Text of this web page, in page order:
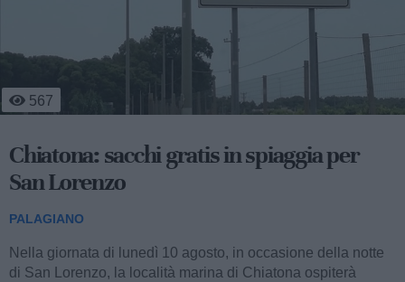
567
Chiatona: sacchi gratis in spiaggia per
San Lorenzo
PALAGIANO
Nella giornata di lunedì 10 agosto, in occasione della notte
di San Lorenzo, la località marina di Chiatona ospiterà